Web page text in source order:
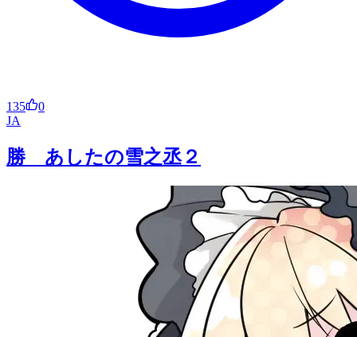
135
0
JA
勝 あしたの雪之丞２